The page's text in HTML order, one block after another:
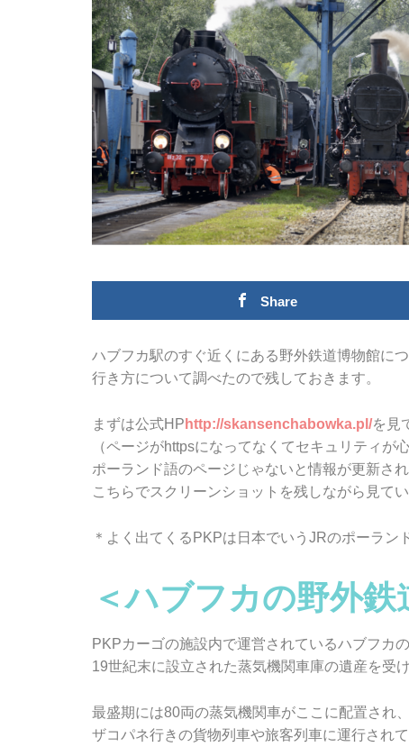
Share
ハブフカ駅のすぐ近くにある野外鉄道博物館に
行き方について調べたので残しておきます。
まずは公式HP http://skansenchabowka.pl/を見
（ページがhttpsになってなくてセキュリティが
ポーランド語のページじゃないと情報が更新さ
こちらでスクリーンショットを残しながら見てい
＊よく出てくるPKPは日本でいうJRのポーラン
＜ハブフカの野外鉄
PKPカーゴの施設内で運営されているハブフカ
19世紀末に設立された蒸気機関車庫の遺産を受
最盛期には80両の蒸気機関車がここに配置され
ザコパネ行きの貨物列車や旅客列車に運行されて